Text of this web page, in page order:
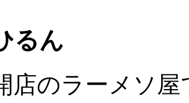
るん
店のラーメソ